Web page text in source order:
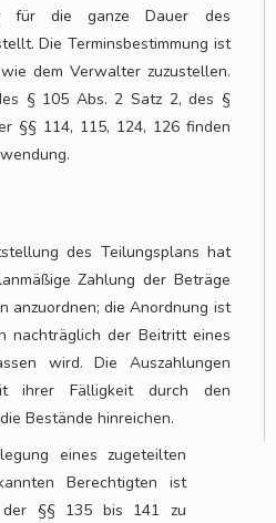
für die ganze Dauer des
Die Terminsbestimmung ist
dem Verwalter zuzustellen.
§ 105 Abs. 2 Satz 2, des §
§§ 114, 115, 124, 126 finden
des Teilungsplans hat
Zahlung der Beträge
anzuordnen; die Anordnung ist
nachträglich der Beitritt eines
wird. Die Auszahlungen
ihrer Fälligkeit durch den
Bestände hinreichen.
eines zugeteilten
Berechtigten ist
der §§ 135 bis 141 zu